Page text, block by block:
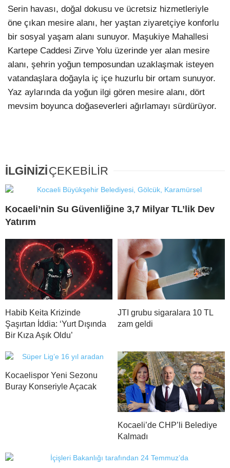
Serin havası, doğal dokusu ve ücretsiz hizmetleriyle
öne çıkan mesire alanı, her yaştan ziyaretçiye konforlu
bir sosyal yaşam alanı sunuyor. Maşukiye Mahallesi
Kartepe Caddesi Zirve Yolu üzerinde yer alan mesire
alanı, şehrin yoğun temposundan uzaklaşmak isteyen
vatandaşlara doğayla iç içe huzurlu bir ortam sunuyor.
Yaz aylarında da yoğun ilgi gören mesire alanı, dört
mevsim boyunca doğaseverleri ağırlamayı sürdürüyor.
İLGİNİZİÇEKEBİLİR
Kocaeli’nin Su Güvenliğine 3,7 Milyar TL’lik Dev
Yatırım
Habib Keita Krizinde
Şaşırtan İddia: ‘Yurt Dışında
Bir Kıza Aşık Oldu’
JTI grubu sigaralara 10 TL
zam geldi
Kocaelispor Yeni Sezonu
Buray Konseriyle Açacak
Kocaeli’de CHP’li Belediye
Kalmadı